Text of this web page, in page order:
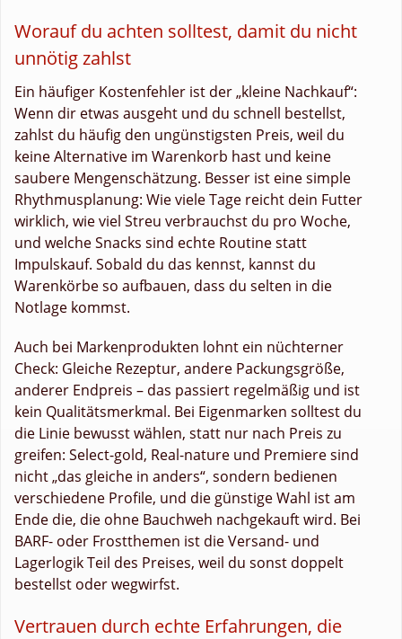
Worauf du achten solltest, damit du nicht
unnötig zahlst
Ein häufiger Kostenfehler ist der „kleine Nachkauf“:
Wenn dir etwas ausgeht und du schnell bestellst,
zahlst du häufig den ungünstigsten Preis, weil du
keine Alternative im Warenkorb hast und keine
saubere Mengenschätzung. Besser ist eine simple
Rhythmusplanung: Wie viele Tage reicht dein Futter
wirklich, wie viel Streu verbrauchst du pro Woche,
und welche Snacks sind echte Routine statt
Impulskauf. Sobald du das kennst, kannst du
Warenkörbe so aufbauen, dass du selten in die
Notlage kommst.
Auch bei Markenprodukten lohnt ein nüchterner
Check: Gleiche Rezeptur, andere Packungsgröße,
anderer Endpreis – das passiert regelmäßig und ist
kein Qualitätsmerkmal. Bei Eigenmarken solltest du
die Linie bewusst wählen, statt nur nach Preis zu
greifen: Select-gold, Real-nature und Premiere sind
nicht „das gleiche in anders“, sondern bedienen
verschiedene Profile, und die günstige Wahl ist am
Ende die, die ohne Bauchweh nachgekauft wird. Bei
BARF- oder Frostthemen ist die Versand- und
Lagerlogik Teil des Preises, weil du sonst doppelt
bestellst oder wegwirfst.
Vertrauen durch echte Erfahrungen, die